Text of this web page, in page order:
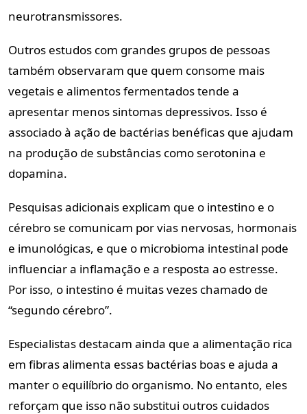
neurotransmissores.
Outros estudos com grandes grupos de pessoas
também observaram que quem consome mais
vegetais e alimentos fermentados tende a
apresentar menos sintomas depressivos. Isso é
associado à ação de bactérias benéficas que ajudam
na produção de substâncias como serotonina e
dopamina.
Pesquisas adicionais explicam que o intestino e o
cérebro se comunicam por vias nervosas, hormonais
e imunológicas, e que o microbioma intestinal pode
influenciar a inflamação e a resposta ao estresse.
Por isso, o intestino é muitas vezes chamado de
“segundo cérebro”.
Especialistas destacam ainda que a alimentação rica
em fibras alimenta essas bactérias boas e ajuda a
manter o equilíbrio do organismo. No entanto, eles
reforçam que isso não substitui outros cuidados